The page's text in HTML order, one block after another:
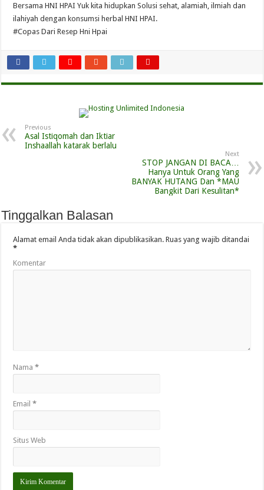
Bersama HNI HPAI Yuk kita hidupkan Solusi sehat, alamiah, ilmiah dan
ilahiyah dengan konsumsi herbal HNI HPAI.
#Copas Dari Resep Hni Hpai
Previous
Asal Istiqomah dan Iktiar
Inshaallah katarak berlalu
Next
STOP JANGAN DI BACA…
Hanya Untuk Orang Yang
BANYAK HUTANG Dan *MAU
Bangkit Dari Kesulitan*
Tinggalkan Balasan
Alamat email Anda tidak akan dipublikasikan. Ruas yang wajib ditandai
*
Komentar
Nama*
Email*
Situs Web